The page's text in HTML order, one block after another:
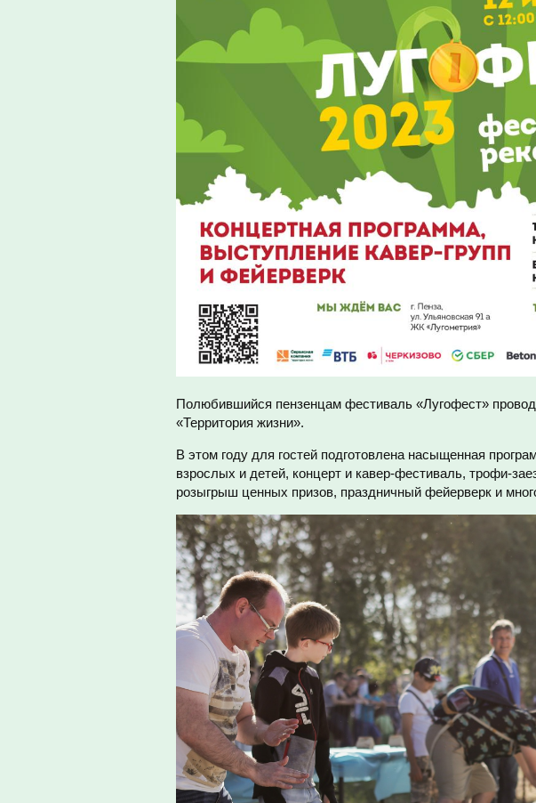
Полюбившийся пензенцам фестиваль «Лугофест»
«Территория жизни».
В этом году для гостей подготовлена насыщенная
взрослых и детей, концерт и кавер-фестиваль, трофи-
розыгрыш ценных призов, праздничный фейерверк и